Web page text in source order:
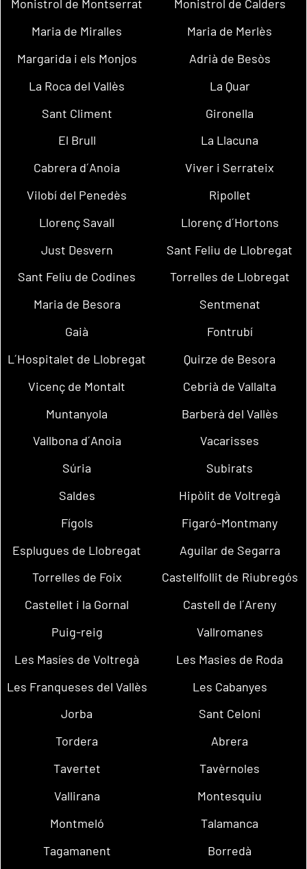
Monistrol de Montserrat
Monistrol de Calders
Maria de Miralles
Maria de Merlès
Margarida i els Monjos
Adrià de Besòs
La Roca del Vallès
La Quar
Sant Climent
Gironella
El Brull
La Llacuna
Cabrera d´Anoia
Viver i Serrateix
Vilobí del Penedès
Ripollet
Llorenç Savall
Llorenç d´Hortons
Just Desvern
Sant Feliu de Llobregat
Sant Feliu de Codines
Torrelles de Llobregat
Maria de Besora
Sentmenat
Gaià
Fontrubí
L´Hospitalet de Llobregat
Quirze de Besora
Vicenç de Montalt
Cebrià de Vallalta
Muntanyola
Barberà del Vallès
Vallbona d´Anoia
Vacarisses
Súria
Subirats
Saldes
Hipòlit de Voltregà
Fígols
Figaró-Montmany
Esplugues de Llobregat
Aguilar de Segarra
Torrelles de Foix
Castellfollit de Riubregós
Castellet i la Gornal
Castell de l´Areny
Puig-reig
Vallromanes
Les Masíes de Voltregà
Les Masies de Roda
Les Franqueses del Vallès
Les Cabanyes
Jorba
Sant Celoni
Tordera
Abrera
Tavertet
Tavèrnoles
Vallirana
Montesquiu
Montmeló
Talamanca
Tagamanent
Borredà